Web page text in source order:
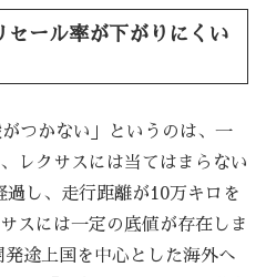
セール率が下がりにくい
つかない」というのは、一
レクサスには当てはまらない
過し、走行距離が10万キロを
スには一定の底値が存在しま
途上国を中心とした海外へ